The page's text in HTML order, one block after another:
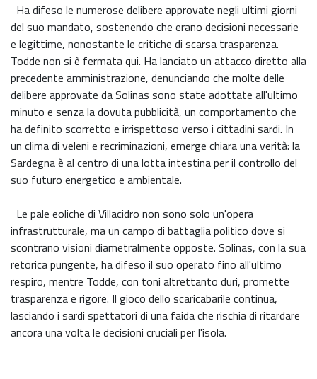
Ha difeso le numerose delibere approvate negli ultimi giorni
del suo mandato, sostenendo che erano decisioni necessarie
e legittime, nonostante le critiche di scarsa trasparenza.
Todde non si è fermata qui. Ha lanciato un attacco diretto alla
precedente amministrazione, denunciando che molte delle
delibere approvate da Solinas sono state adottate all'ultimo
minuto e senza la dovuta pubblicità, un comportamento che
ha definito scorretto e irrispettoso verso i cittadini sardi. In
un clima di veleni e recriminazioni, emerge chiara una verità: la
Sardegna è al centro di una lotta intestina per il controllo del
suo futuro energetico e ambientale.
Le pale eoliche di Villacidro non sono solo un'opera
infrastrutturale, ma un campo di battaglia politico dove si
scontrano visioni diametralmente opposte. Solinas, con la sua
retorica pungente, ha difeso il suo operato fino all'ultimo
respiro, mentre Todde, con toni altrettanto duri, promette
trasparenza e rigore. Il gioco dello scaricabarile continua,
lasciando i sardi spettatori di una faida che rischia di ritardare
ancora una volta le decisioni cruciali per l'isola.